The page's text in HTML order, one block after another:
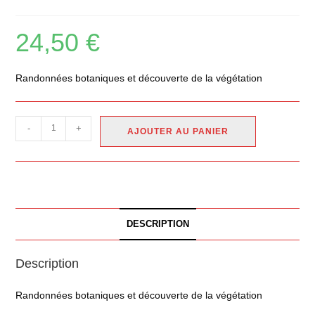
24,50€
Randonnées botaniques et découverte de la végétation
- + AJOUTER AU PANIER
DESCRIPTION
Description
Randonnées botaniques et découverte de la végétation